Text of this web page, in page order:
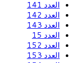
العدد 141
العدد 142
العدد 143
العدد 15
العدد 152
العدد 153